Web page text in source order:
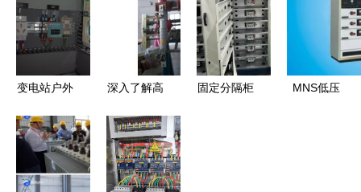
设备的智能
制造
选购指南
变电站户外
高湿应对策
略与电气成
套设备优化
深入了解高
乐清赣修电
气制造的质
量与技术优
固定分隔柜
MNS低压